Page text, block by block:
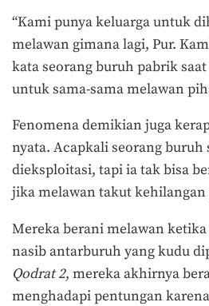
“Kami punya keluarga untuk
melawan gimana lagi, Pur.
kata seorang buruh pabrik
untuk sama-sama melawan
Fenomena demikian juga
nyata. Acapkali seorang buruh
dieksploitasi, tapi ia tak bisa
jika melawan takut kehilangan
Mereka berani melawan ketika
nasib antarburuh yang kudu
Qodrat 2, mereka akhirnya
menghadapi pentungan